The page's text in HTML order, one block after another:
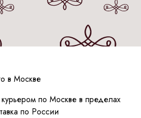
обработки данных
в Москве
по Москве в пределах
по России